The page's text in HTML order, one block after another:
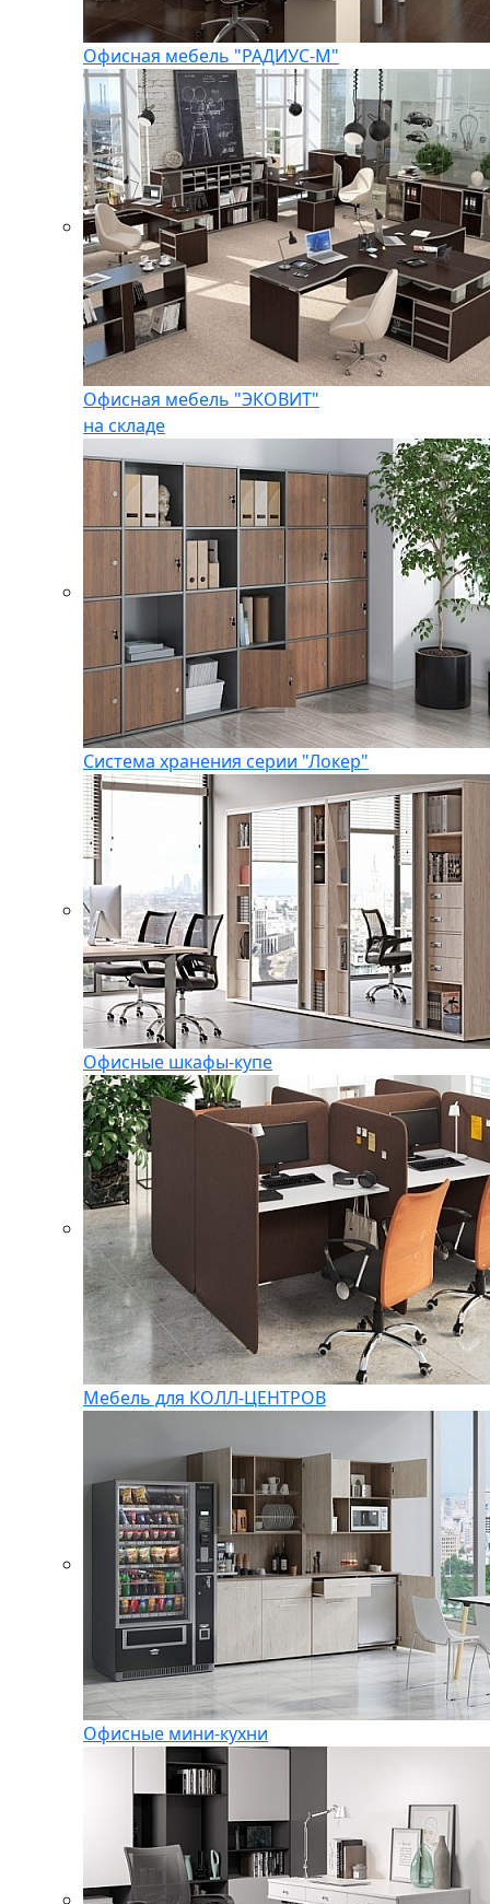
Офисная мебель "РАДИУС-М"
Офисная мебель "ЭКОВИТ"
на складе
Система хранения серии "Локер"
Офисные шкафы-купе
Мебель для КОЛЛ-ЦЕНТРОВ
Офисные мини-кухни